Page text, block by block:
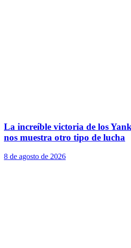
La increíble victoria de los
nos muestra otro tipo de lucha
8 de agosto de 2026